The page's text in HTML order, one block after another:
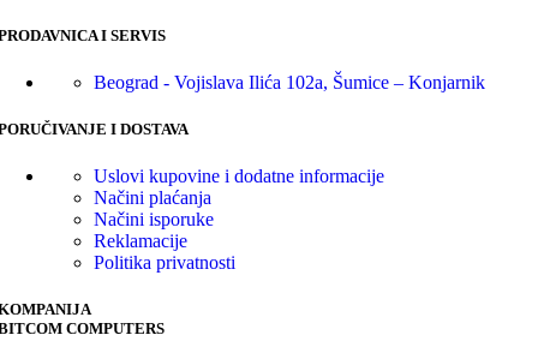
I SERVIS
Beograd - Vojislava Ilića 102a, Šumice – Konjarnik
I DOSTAVA
Uslovi kupovine i dodatne informacije
Načini plaćanja
Načini isporuke
Reklamacije
Politika privatnosti
COMPUTERS